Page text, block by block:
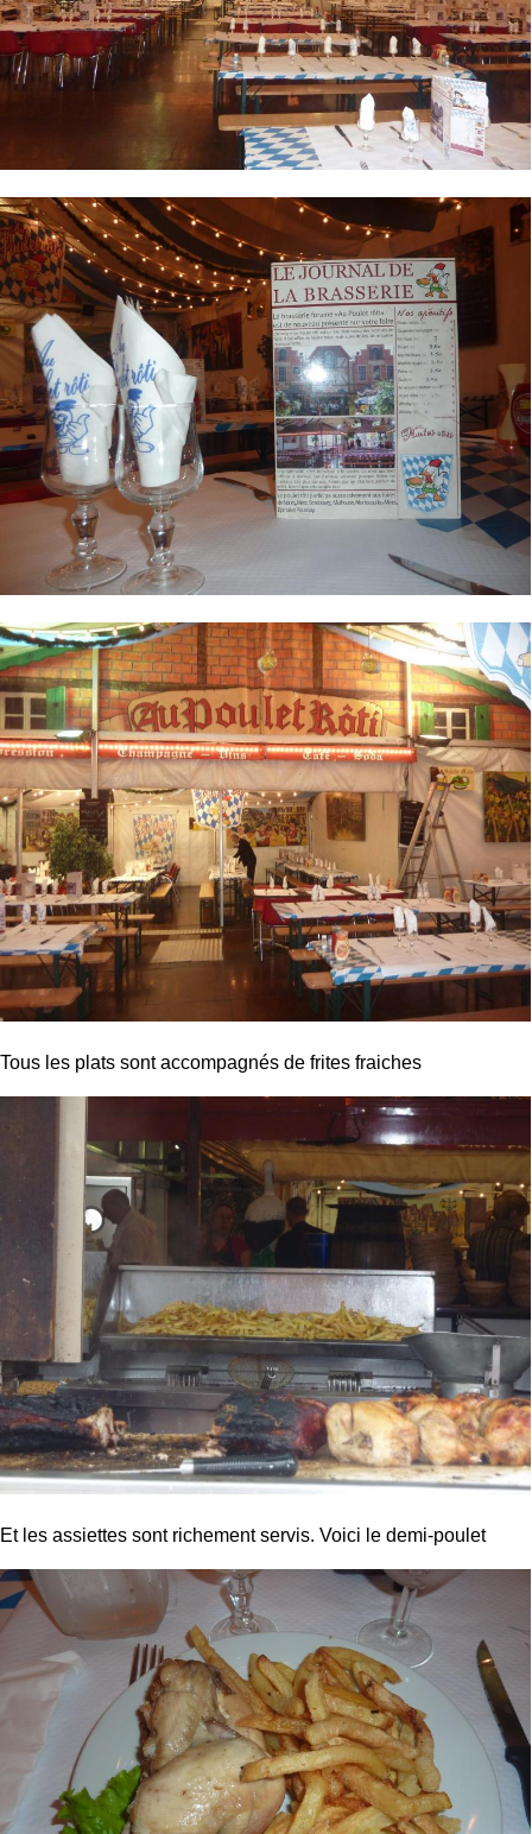
Tous les plats sont accompagnés de frites fraiches
Et les assiettes sont richement servis. Voici le demi-poulet